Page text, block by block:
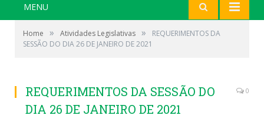
MENU
Home » Atividades Legislativas »
REQUERIMENTOS DA
SESSÃO DO DIA 26 DE JANEIRO DE 2021
REQUERIMENTOS DA SESSÃO DO
DIA 26 DE JANEIRO DE 2021
0